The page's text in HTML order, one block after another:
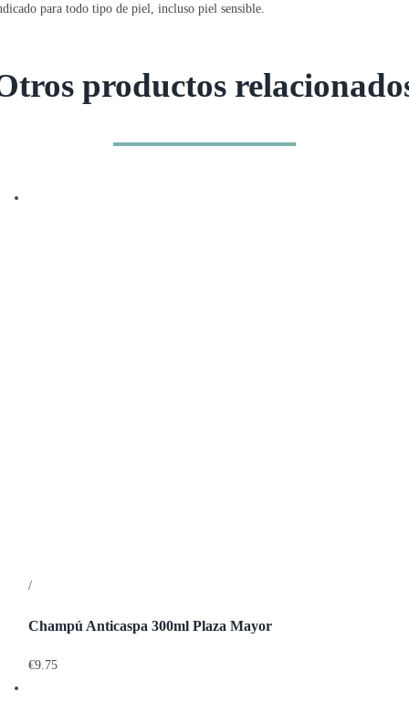
para todo tipo de piel, incluso piel sensible.
productos
/
Champú Anticaspa 300ml Plaza Mayor
€9.75